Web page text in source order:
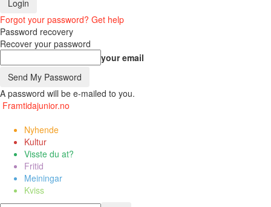
Forgot your password? Get help
Password recovery
Recover your password
your email
A password will be e-mailed to you.
Framtidajunior.no
Nyhende
Kultur
Visste du at?
Fritid
Meiningar
Kviss